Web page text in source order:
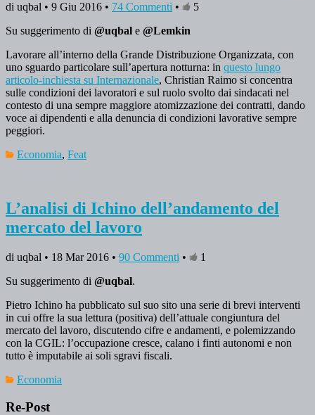
di uqbal • 9 Giu 2016 • 74 Commenti •
5
Su suggerimento di @uqbal e @Lemkin
Lavorare all’interno della Grande Distribuzione Organizzata, con
uno sguardo particolare sull’apertura notturna: in questo lungo
articolo-inchiesta su Internazionale, Christian Raimo si concentra
sulle condizioni dei lavoratori e sul ruolo svolto dai sindacati nel
contesto di una sempre maggiore atomizzazione dei contratti, dando
voce ai dipendenti e alla denuncia di condizioni lavorative sempre
peggiori.
Economia, Feat
L’analisi di Ichino dell’andamento del
mercato del lavoro
di uqbal • 18 Mar 2016 • 90 Commenti •
1
Su suggerimento di @uqbal.
Pietro Ichino ha pubblicato sul suo sito una serie di brevi interventi
in cui offre la sua lettura (positiva) dell’attuale congiuntura del
mercato del lavoro, discutendo cifre e andamenti, e polemizzando
con la CGIL: l’occupazione cresce, calano i finti autonomi e non
tutto è imputabile ai soli sgravi fiscali.
Economia
Re-Post